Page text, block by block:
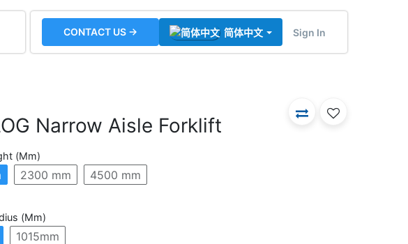
CONTACT US → 简体中文 Sign In
Narrow Aisle Forklift
(mm)
2300 mm 4500 mm
(mm)
1015mm